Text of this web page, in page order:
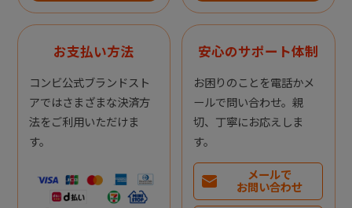
お支払い方法
コンビ公式ブランドスト
アではさまざまな決済方
法をご利用いただけま
す。
安心のサポート体制
お困りのことを電話かメ
ールで問い合わせ。親
切、丁寧にお応えしま
す。
メールで
お問い合わせ